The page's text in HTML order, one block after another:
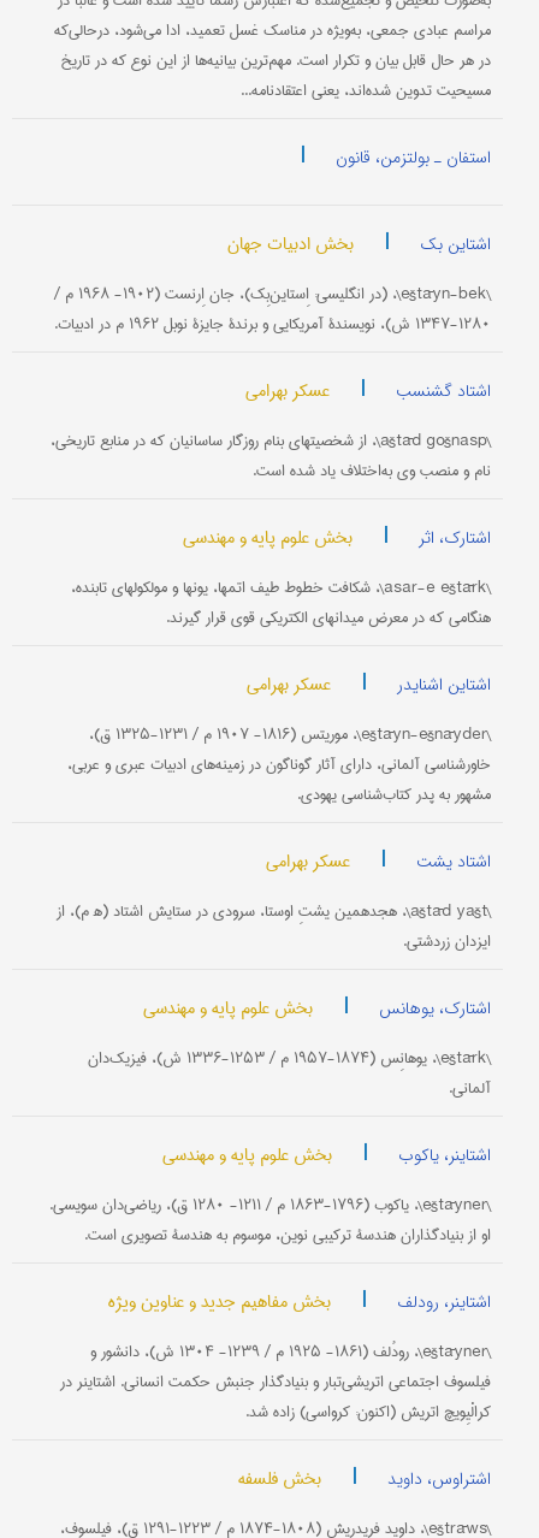
مراسم عبادی جمعی، به‌ویژه در مناسک غسل تعمید، ادا می‌شود، درحالی‌که
در هر حال قابل بیان و تکرار است. مهم‌ترین بیانیه‌ها از این نوع که در تاریخ
مسیحیت تدوین شده‌اند، یعنی اعتقادنامه...
استفان ـ بولتزمن، قانون |
اشتاین بک | بخش ادبیات جهان
\eštāyn-bek\، (در انگلیسی: اِستاین‌بِک)، جان اِرنست (۱۹۰۲- ۱۹۶۸ م /
۱۲۸۰-۱۳۴۷ ش)، نویسندۀ آمریکایی و برندۀ جایزۀ نوبل ۱۹۶۲ م در ادبیات.
اشتاد گشنسب | عسکر بهرامی
\aštād gošnasp\، از شخصیتهای بنام روزگار ساسانیان که در منابع تاریخی،
نام و منصب وی به‌اختلاف یاد شده است.
اشتارک، اثر | بخش علوم پایه و مهندسی
\asar-e eštārk\، شکافت خطوط طیف اتمها، یونها و مولکولهای تابنده،
هنگامی که در معرض میدانهای الکتریکی قوی قرار گیرند.
اشتاین اشنایدر | عسکر بهرامی
\eštāyn-ešnāyder\، موریتس (۱۸۱۶- ۱۹۰۷ م / ۱۲۳۱-۱۳۲۵ ق)،
خاورشناسی آلمانی، دارای آثار گوناگون در زمینه‌های ادبیات عبری و عربی،
مشهور به پدر کتاب‌شناسی یهودی.
اشتاد یشت | عسکر بهرامی
\aštād yašt\، هجدهمین یشتِ اوستا، سرودی در ستایش اشتاد (ه‍ م)، از
ایزدان زردشتی.
اشتارک، یوهانس | بخش علوم پایه و مهندسی
\eštārk\، یوهانِس (۱۸۷۴-۱۹۵۷ م / ۱۲۵۳-۱۳۳۶ ش)، فیزیک‌دان
آلمانی.
اشتاینر، یاکوب | بخش علوم پایه و مهندسی
\eštāyner\، یاکوب (۱۷۹۶-۱۸۶۳ م / ۱۲۱۱- ۱۲۸۰ ق)، ریاضی‌دان سویسی.
او از بنیادگذاران هندسۀ ترکیبی نوین، موسوم به هندسۀ تصویری است.
اشتاینر، رودلف | بخش مفاهیم جدید و عناوین ویژه
\eštāyner\، رودُلف (۱۸۶۱- ۱۹۲۵ م / ۱۲۳۹- ۱۳۰۴ ش)، دانشور و
فیلسوف اجتماعی اتریشی‌تبار و بنیادگذار جنبش حکمت انسانی. اشتاینر در
کرالْیِویچ اتریش (اکنون: کرواسی) زاده شد.
اشتراوس، داوید | بخش فلسفه
\eštrāws\، داوید فریدریش (۱۸۰۸-۱۸۷۴ م / ۱۲۲۳-۱۲۹۱ ق)، فیلسوف،